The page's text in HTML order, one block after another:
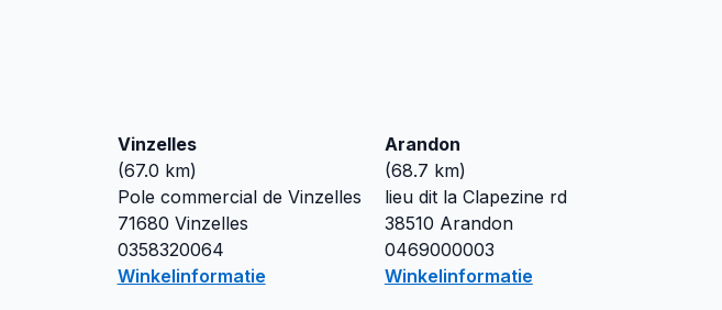
Vinzelles
(67.0 km)
Pole commercial de Vinzelles
71680 Vinzelles
0358320064
Winkelinformatie
Arandon
(68.7 km)
lieu dit la Clapezine rd
38510 Arandon
0469000003
Winkelinformatie